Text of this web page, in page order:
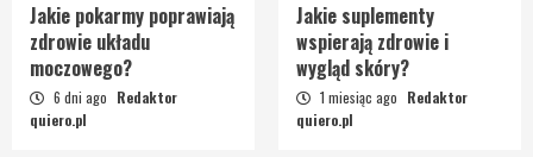
Jakie pokarmy poprawiają
zdrowie układu
moczowego?
6 dni ago Redaktor
quiero.pl
Jakie suplementy
wspierają zdrowie i
wygląd skóry?
1 miesiąc ago Redaktor
quiero.pl